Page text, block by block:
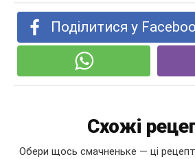
Поділитися у
Схожі
Обери щось смачненьке — ці